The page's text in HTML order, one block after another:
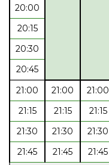
20:00
20:15
20:30
20:45
21:00
21:00 21:00
21:15
21:15 21:15
21:30
21:30 21:30
21:45
21:45 21:45